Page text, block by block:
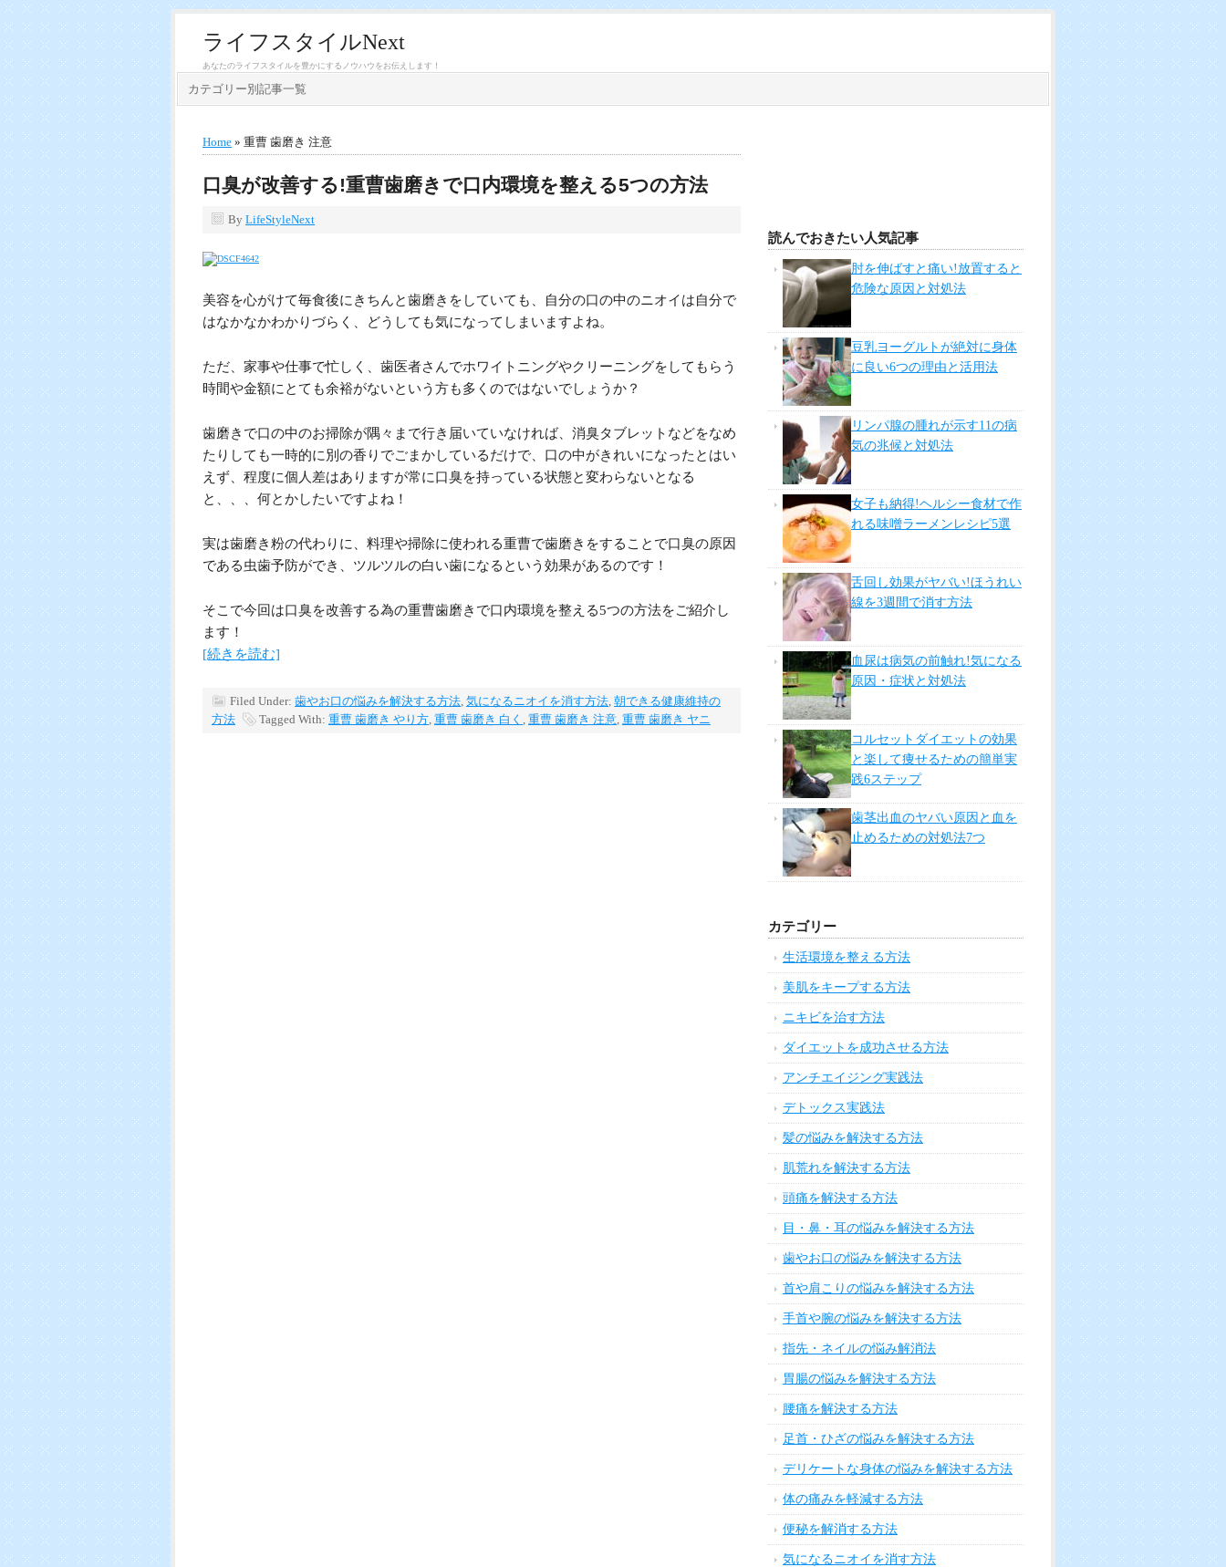
ライフスタイルNext
あなたのライフスタイルを豊かにするノウハウをお伝えします！
カテゴリー別記事一覧
Home » 重曹 歯磨き 注意
口臭が改善する!重曹歯磨きで口内環境を整える5つの方法
By LifeStyleNext
美容を心がけて毎食後にきちんと歯磨きをしていても、自分の口の中のニオイは自分で
はなかなかわかりづらく、どうしても気になってしまいますよね。
ただ、家事や仕事で忙しく、歯医者さんでホワイトニングやクリーニングをしてもらう
時間や金額にとても余裕がないという方も多くのではないでしょうか？
歯磨きで口の中のお掃除が隅々まで行き届いていなければ、消臭タブレットなどをなめ
たりしても一時的に別の香りでごまかしているだけで、口の中がきれいになったとはい
えず、程度に個人差はありますが常に口臭を持っている状態と変わらないとなる
と、、、何とかしたいですよね！
実は歯磨き粉の代わりに、料理や掃除に使われる重曹で歯磨きをすることで口臭の原因
である虫歯予防ができ、ツルツルの白い歯になるという効果があるのです！
そこで今回は口臭を改善する為の重曹歯磨きで口内環境を整える5つの方法をご紹介し
ます！
[続きを読む]
Filed Under: 歯やお口の悩みを解決する方法, 気になるニオイを消す方法, 朝できる健康維持の
方法
Tagged With: 重曹 歯磨き やり方, 重曹 歯磨き 白く , 重曹 歯磨き 注意, 重曹 歯磨き ヤニ
読んでおきたい人気記事
肘を伸ばすと痛い!放置すると
危険な原因と対処法
豆乳ヨーグルトが絶対に身体
に良い6つの理由と活用法
リンパ腺の腫れが示す11の病
気の兆候と対処法
女子も納得!ヘルシー食材で作
れる味噌ラーメンレシピ5選
舌回し効果がヤバい!ほうれい
線を3週間で消す方法
血尿は病気の前触れ!気になる
原因・症状と対処法
コルセットダイエットの効果
と楽して痩せるための簡単実
践6ステップ
歯茎出血のヤバい原因と血を
止めるための対処法7つ
カテゴリー
生活環境を整える方法
美肌をキープする方法
ニキビを治す方法
ダイエットを成功させる方法
アンチエイジング実践法
デトックス実践法
髪の悩みを解決する方法
肌荒れを解決する方法
頭痛を解決する方法
目・鼻・耳の悩みを解決する方法
歯やお口の悩みを解決する方法
首や肩こりの悩みを解決する方法
手首や腕の悩みを解決する方法
指先・ネイルの悩み解消法
胃腸の悩みを解決する方法
腰痛を解決する方法
足首・ひざの悩みを解決する方法
デリケートな身体の悩みを解決する方法
体の痛みを軽減する方法
便秘を解消する方法
気になるニオイを消す方法